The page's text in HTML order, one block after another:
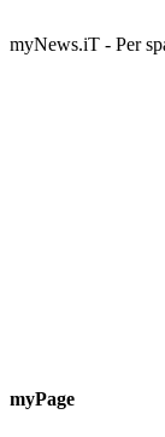
myNews.iT - Per
myPage